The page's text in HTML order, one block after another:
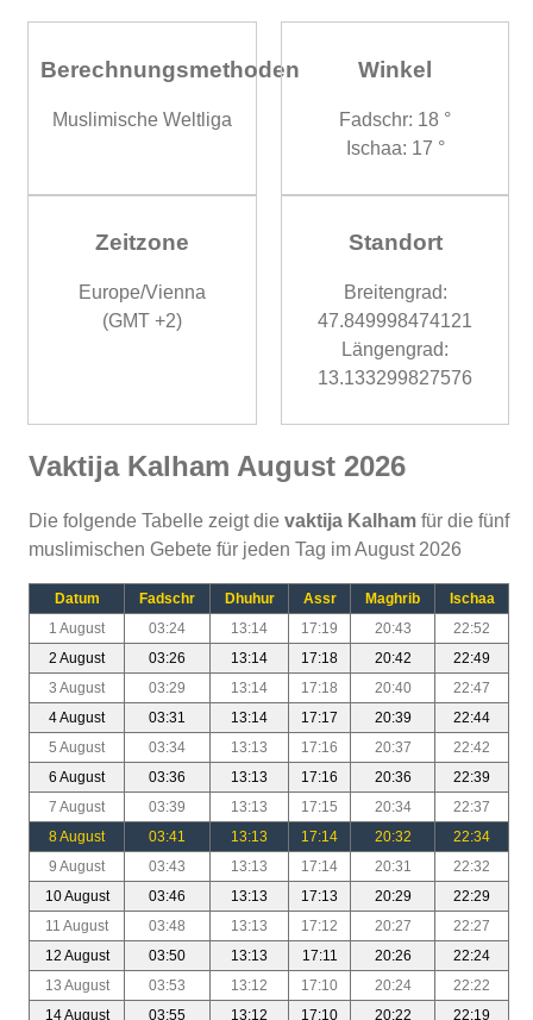
Berechnungsmethoden
Muslimische Weltliga
Winkel
Fadschr: 18 °
Ischaa: 17 °
Zeitzone
Europe/Vienna
(GMT +2)
Standort
Breitengrad:
47.849998474121
Längengrad:
13.133299827576
Vaktija Kalham August 2026
Die folgende Tabelle zeigt die vaktija Kalham für die fünf
muslimischen Gebete für jeden Tag im August 2026
Datum Fadschr Dhuhur Assr Maghrib
Ischaa
1 August
03:24 13:14 17:19 20:43
22:52
2 August
03:26 13:14 17:18 20:42
22:49
3 August
03:29 13:14 17:18 20:40
22:47
4 August
03:31 13:14 17:17 20:39
22:44
5 August
03:34 13:13 17:16 20:37
22:42
6 August
03:36 13:13 17:16 20:36
22:39
7 August
03:39 13:13 17:15 20:34
22:37
8 August
03:41 13:13 17:14 20:32
22:34
9 August
03:43 13:13 17:14 20:31
22:32
10 August
03:46 13:13 17:13 20:29
22:29
11 August
03:48 13:13 17:12 20:27
22:27
12 August
03:50 13:13 17:11 20:26
22:24
13 August
03:53 13:12 17:10 20:24
22:22
14 August
03:55 13:12 17:10 20:22 22:19